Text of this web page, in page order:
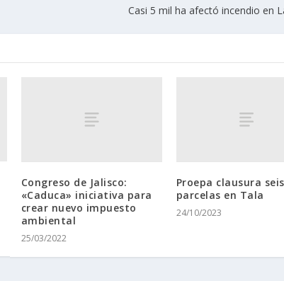
Casi 5 mil ha afectó incendio en
Congreso de Jalisco:
«Caduca» iniciativa para
crear nuevo impuesto
ambiental
25/03/2022
Proepa clausura seis
parcelas en Tala
24/10/2023